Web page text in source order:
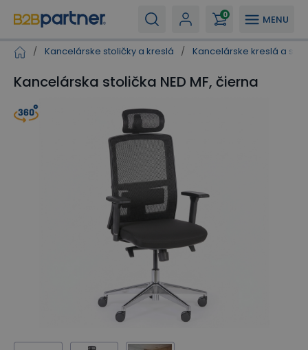
MENU
0
/ Kancelárske stoličky a kreslá / Kancelárske kreslá a
Kancelárska stolička NED MF, čierna